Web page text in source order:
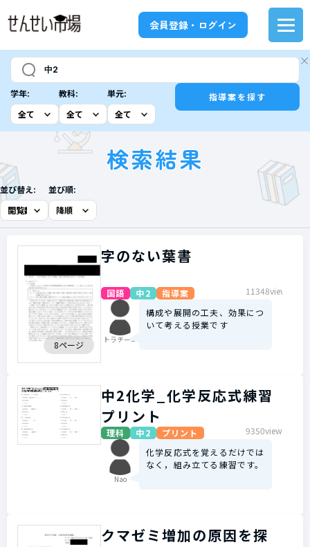
会員登録・ログイン
学年: 教科: 単元: 指導案を探す
検索結果
並び替え: 並び順:
8ページ
字のない葉書
国語 中2 指導案 11348view
トラチーニ
構成や展開の工夫、効果につ
いて考える授業です
中2化学_化学反応式練習
プリント
理科 中2 プリント 9350view
Nao
化学反応式を覚えるだけでは
なく，組み立てる練習です。
クマゼミ増加の原因を探